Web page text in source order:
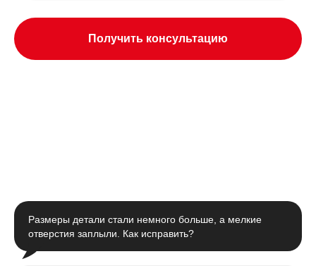
Получить консультацию
Размеры детали стали немного больше, а мелкие
отверстия заплыли. Как исправить?